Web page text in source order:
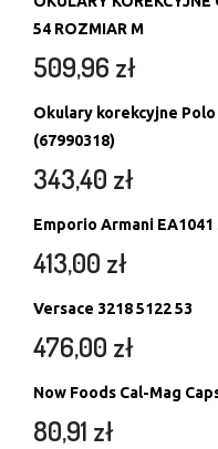
54 ROZMIAR M
509,96 zł
Okulary korekcyjne Polo
(67990318)
343,40 zł
Emporio Armani EA1041
413,00 zł
Versace 3218 5122 53
476,00 zł
Now Foods Cal-Mag
80,91 zł